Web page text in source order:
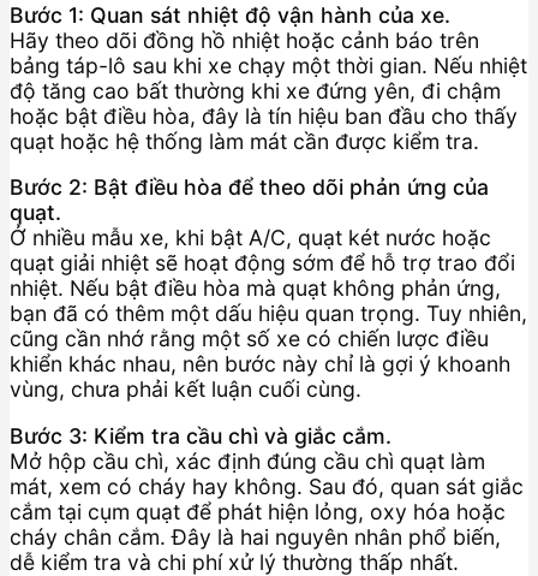
Bước 1: Quan sát nhiệt độ vận hành của xe.
Hãy theo dõi đồng hồ nhiệt hoặc cảnh báo trên
bảng táp-lô sau khi xe chạy một thời gian. Nếu nhiệt
độ tăng cao bất thường khi xe đứng yên, đi chậm
hoặc bật điều hòa, đây là tín hiệu ban đầu cho thấy
quạt hoặc hệ thống làm mát cần được kiểm tra.
Bước 2: Bật điều hòa để theo dõi phản ứng của
quạt.
Ở nhiều mẫu xe, khi bật A/C, quạt két nước hoặc
quạt giải nhiệt sẽ hoạt động sớm để hỗ trợ trao đổi
nhiệt. Nếu bật điều hòa mà quạt không phản ứng,
bạn đã có thêm một dấu hiệu quan trọng. Tuy nhiên,
cũng cần nhớ rằng một số xe có chiến lược điều
khiển khác nhau, nên bước này chỉ là gợi ý khoanh
vùng, chưa phải kết luận cuối cùng.
Bước 3: Kiểm tra cầu chì và giắc cắm.
Mở hộp cầu chì, xác định đúng cầu chì quạt làm
mát, xem có cháy hay không. Sau đó, quan sát giắc
cắm tại cụm quạt để phát hiện lỏng, oxy hóa hoặc
cháy chân cắm. Đây là hai nguyên nhân phổ biến,
dễ kiểm tra và chi phí xử lý thường thấp nhất.